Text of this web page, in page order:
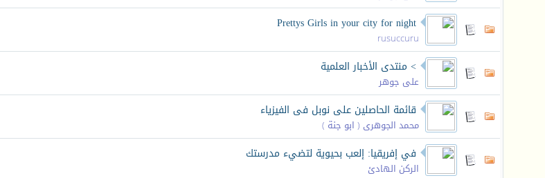
Prettys Girls in your city for night
rusuccuru
> منتدى الأخبار العلمية
على جوهر
قائمة الحاصلين على نوبل فى الفيزياء
محمد الجوهرى ( ابو جنة )
في إفريقيا: إلعب بحيوية لتضيء مدرستك
الركن الهادئ